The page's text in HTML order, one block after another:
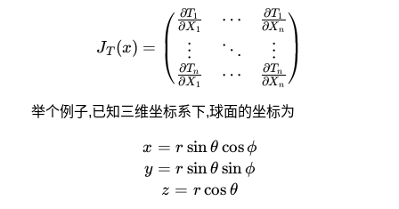
J_T(x) =
JT (x) = ⎝
⎛ ∂X1
∂T1
⋮
∂X1
∂T n
⋯
⋱
⋯
∂Xn
∂T 1
⋮
∂Xn
∂Tn ⎠
⎞
举个例子,已知三维坐标系下,球面的坐标为
x =
x = r sinθ cosϕ
y = r sinθ sinϕ
z = r cos θ